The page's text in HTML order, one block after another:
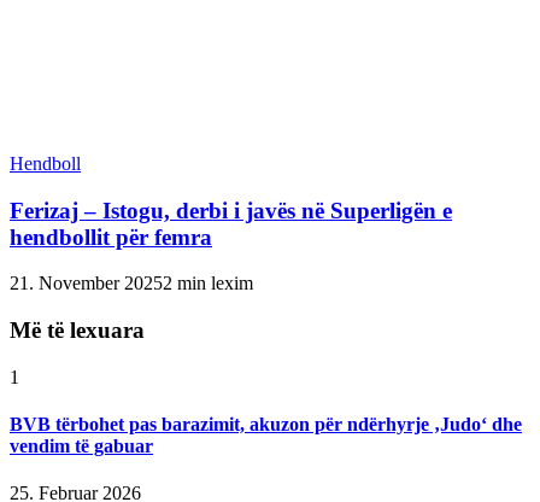
Hendboll
Ferizaj – Istogu, derbi i javës në Superligën e
hendbollit për femra
21. November 20252 min lexim
Më të lexuara
1
BVB tërbohet pas barazimit, akuzon për ndërhyrje ‚Judo‘ dhe
vendim të gabuar
25. Februar 2026